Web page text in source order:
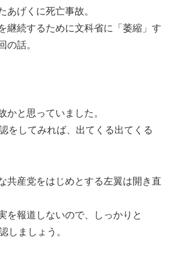
あげくに死亡事故。
継続するために文科省に「萎縮」す
の話。
かと思っていました。
をしてみれば、出てくる出てくる
共産党をはじめとする左翼は開き直
を報道しないので、しっかりと
しましょう。